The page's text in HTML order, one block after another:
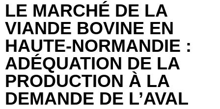
LE MARCHÉ DE LA
VIANDE BOVINE EN
HAUTE-NORMANDIE :
ADÉQUATION DE LA
PRODUCTION À LA
DEMANDE DE L’AVAL